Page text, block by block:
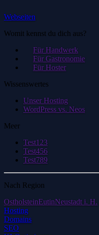
Webseiten
Womit kennst du dich aus?
Für Handwerk
Für Gastronomie
Für Hoster
Wissenswertes
Unser Hosting
WordPress vs. Neos
Meer
Test123
Test456
Test789
Nach Region
OstholsteinEutinNeustadt i. H.
Hosting
Domains
SEO